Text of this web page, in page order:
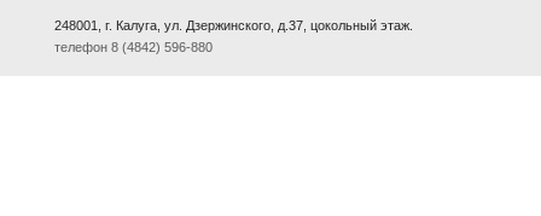
248001, г. Калуга, ул. Дзержинского, д.37, цокольный этаж.
телефон 8 (4842) 596-880